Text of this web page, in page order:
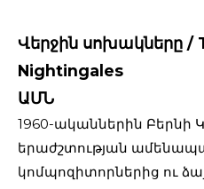
Վերջին սոխակները /
Nightingales
ԱՄՆ
1960-ականներին Բերնի
երաժշտության
կոմպոզիտորներից ու